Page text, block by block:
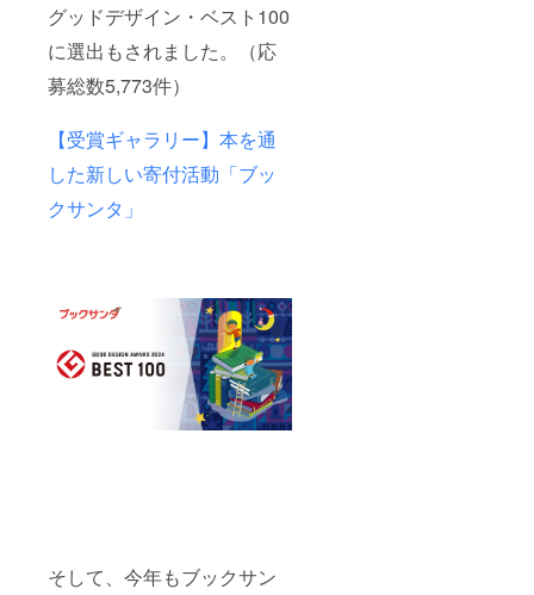
グッドデザイン・ベスト100
に選出もされました。（応
募総数5,773件）
【受賞ギャラリー】本を通
した新しい寄付活動「ブッ
クサンタ」
そして、今年もブックサン